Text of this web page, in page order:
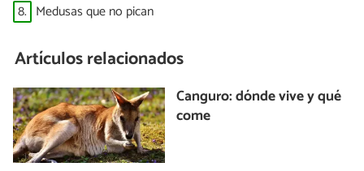
8. Medusas que no pican
Artículos relacionados
Canguro: dónde vive y qué
come